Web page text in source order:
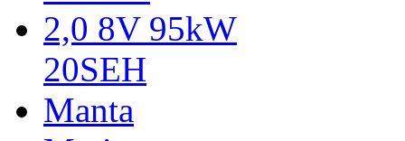
2,0 8V 95kW
20SEH
Manta